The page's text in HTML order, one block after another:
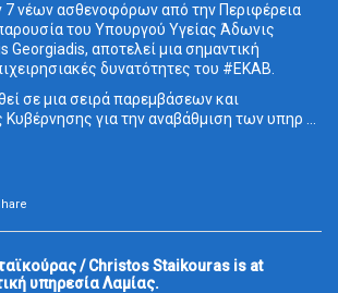
νέων ασθενοφόρων από την Περιφέρεια
του Υπουργού Υγείας Άδωνις
Georgiadis, αποτελεί μια σημαντική
δυνατότητες του #ΕΚΑΒ.
σε μια σειρά παρεμβάσεων και
για την αναβάθμιση των υπηρ ...
/ Christos Staikouras is at
υπηρεσία Λαμίας.